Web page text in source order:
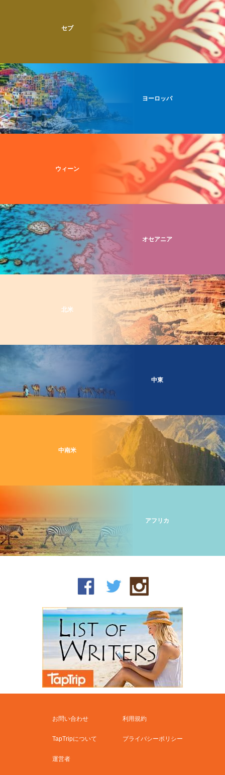
セブ
ヨーロッパ
ウィーン
オセアニア
北米
中東
中南米
アフリカ
お問い合わせ 利用規約
TapTripについて プライバシーポリシー
運営者